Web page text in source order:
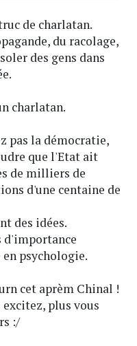
de charlatan.
du racolage,
des gens dans
charlatan.
pas la démocratie,
que l'Etat ait
de milliers de
d'une centaine de
des idées.
d'importance
psychologie.
cet aprèm Chinal !
plus vous
:/